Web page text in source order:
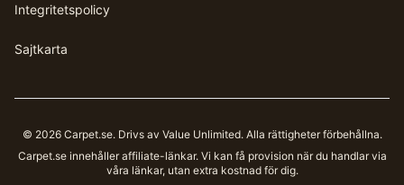
Integritetspolicy
Sajtkarta
© 2026 Carpet.se. Drivs av Value Unlimited. Alla rättigheter förbehållna.
Carpet.seinnehåller affiliate-länkar. Vi kan få provision när du handlar via
våra länkar, utan extra kostnad för dig.